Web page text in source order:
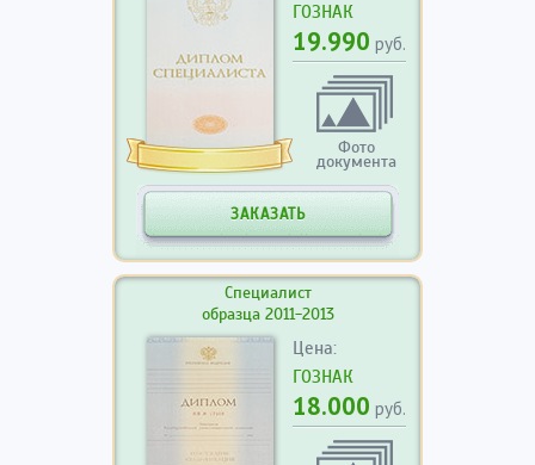
ГОЗНАК
19.990 руб.
Фото
документа
ЗАКАЗАТЬ
Специалист
образца 2011-2013
Цена:
ГОЗНАК
18.000 руб.